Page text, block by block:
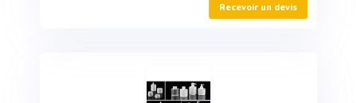
Recevoir un devis